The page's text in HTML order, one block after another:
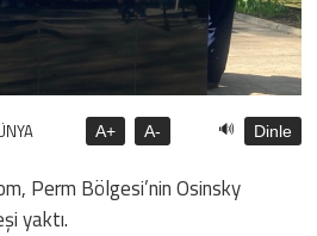
A+ A- 🔊 Dinle
Perm Bölgesi’nin Osinsky
yaktı.